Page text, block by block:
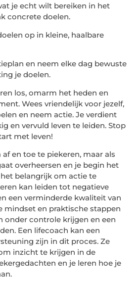
je echt wilt bereiken in het
concrete doelen.
op in kleine, haalbare
en neem elke dag bewuste
je doelen.
los, omarm het heden en
Wees vriendelijk voor jezelf,
en neem actie. Je verdient
en vervuld leven te leiden. Stop
met leven!
en toe te piekeren, maar als
overheersen en je begin het
belangrijk om actie te
kan leiden tot negatieve
een verminderde kwaliteit van
mindset en praktische stappen
onder controle krijgen en een
Een lifecoach kan een
zijn in dit proces. Ze
inzicht te krijgen in de
en je leren hoe je